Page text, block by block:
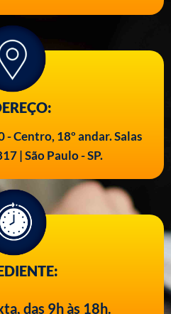
- Centro, 18º andar. Salas
| São Paulo - SP.
das 9h às 18h.